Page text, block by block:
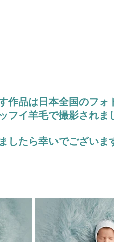
作品は日本全国のフ
フイ羊毛で撮影され
したら幸いでございま